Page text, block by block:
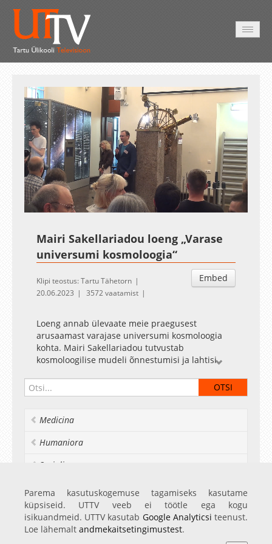
Unmute Loaded:
1.33%
Esituskiirused
Auto
Mairi Sakellariadou loeng „Varase
universumi kosmoloogia“
Embed
Klipi teostus: Tartu Tähetorn
20.06.2023
3572 vaatamist
Loeng annab ülevaate meie praegusest
arusaamast varajase universumi kosmoloogia
kohta. Mairi Sakellariadou tutvustab
kosmoloogilise mudeli õnnestumisi ja lahtisi
suhtes me oma teooriaid testime.
Professor esitleb astrofüüsika, kõrgete energiate
mõju, mille eesmärk on lahti harutada meie
teooria järele, mis hõlmaks kvantmehaanikat ja
tegeleb osakestefüüsika, gravitatsiooni ja
kosmoloogiaga, keskendudes varajase
universumi füüsikale. Ta õppis Ateena ülikoolis
matemaatikat ja seejärel Cambridge'i ülikooli
Medicina
Humaniora
Socialia
Realia et naturalia
Ülikoolist veel
Parema kasutuskogemuse tagamiseks kasutame
küpsiseid. UTTV veeb ei töötle ega kogu
isikuandmeid. UTTV kasutab Google Analyticsi teenust.
Loe lähemalt andmekaitsetingimustest.